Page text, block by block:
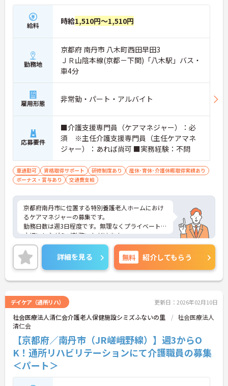
給料 時給1,510円～1,510円
勤務地
京都府 南丹市 八木町西田早田3
ＪＲ山陰本線(京都－下関)「八木駅」バス・
車4分
雇用形態 非常勤・パート・アルバイト
応募要件
■介護支援専門員（ケアマネジャー）：必
須 ※主任介護支援専門員（主任ケアマネ
ジャー）：あれば尚可 ■実務経験：不問
車通勤可 資格取得サポート 研修制度あり
産休･育休･介護休暇取得実績あり
ボーナス・賞与あり
交通費支給
京都府南丹市に位置する特別養護老人ホームにおけ
るケアマネジャーの募集です。
勤務日数は週3日程度です。無理なくプライベートを
大切にしながらご勤務いただけます。
ご興味のある方には、面接対策ポイントなど、さら
に詳細をご案内しますのでお気軽にご相談くださ
い！
詳細を見る 無料 紹介してもらう
デイケア（通所リハ） 更新日：2026年02月10日
社会医療法人清仁会介護老人保健施設シミズふないの里
社会医療法人
清仁会
【京都府／南丹市（JR嵯峨野線）】週3からO
K！通所リハビリテーションにて介護職員の募集
＜パート＞